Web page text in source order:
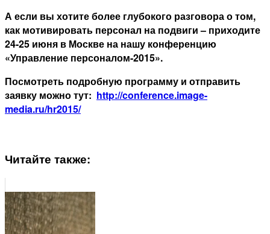
А если вы хотите более глубокого разговора о том,
как мотивировать персонал на подвиги – приходите
24-25 июня в Москве на нашу конференцию
«Управление персоналом-2015».
Посмотреть подробную программу и отправить
заявку можно тут: http://conference.image-
media.ru/hr2015/
Читайте также: